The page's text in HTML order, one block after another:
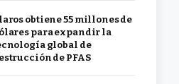
obtiene 55 millones de
para expandir la
global de
de PFAS